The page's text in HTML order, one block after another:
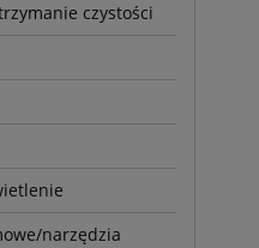
czystości
narzędzia